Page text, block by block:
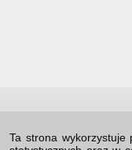
Ta strona wykorzystuje